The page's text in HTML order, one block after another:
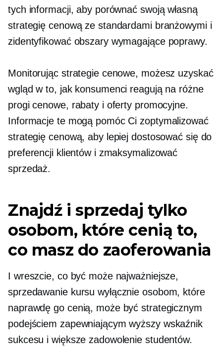
tych informacji, aby porównać swoją własną
strategię cenową ze standardami branżowymi i
zidentyfikować obszary wymagające poprawy.
Monitorując strategie cenowe, możesz uzyskać
wgląd w to, jak konsumenci reagują na różne
progi cenowe, rabaty i oferty promocyjne.
Informacje te mogą pomóc Ci zoptymalizować
strategię cenową, aby lepiej dostosować się do
preferencji klientów i zmaksymalizować
sprzedaż.
Znajdź i sprzedaj tylko
osobom, które cenią to,
co masz do zaoferowania
I wreszcie, co być może najważniejsze,
sprzedawanie kursu wyłącznie osobom, które
naprawdę go cenią, może być strategicznym
podejściem zapewniającym wyższy wskaźnik
sukcesu i większe zadowolenie studentów.